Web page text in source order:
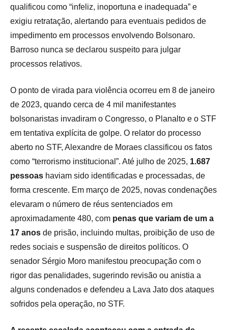
qualificou como “infeliz, inoportuna e inadequada” e
exigiu retratação, alertando para eventuais pedidos de
impedimento em processos envolvendo Bolsonaro.
Barroso nunca se declarou suspeito para julgar
processos relativos.
O ponto de virada para violência ocorreu em 8 de janeiro
de 2023, quando cerca de 4 mil manifestantes
bolsonaristas invadiram o Congresso, o Planalto e o STF
em tentativa explícita de golpe. O relator do processo
aberto no STF, Alexandre de Moraes classificou os fatos
como “terrorismo institucional”. Até julho de 2025, 1.687
pessoas haviam sido identificadas e processadas, de
forma crescente. Em março de 2025, novas condenações
elevaram o número de réus sentenciados em
aproximadamente 480, com penas que variam de um a
17 anos de prisão, incluindo multas, proibição de uso de
redes sociais e suspensão de direitos políticos. O
senador Sérgio Moro manifestou preocupação com o
rigor das penalidades, sugerindo revisão ou anistia a
alguns condenados e defendeu a Lava Jato dos ataques
sofridos pela operação, no STF.